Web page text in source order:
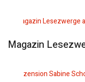
Magazin